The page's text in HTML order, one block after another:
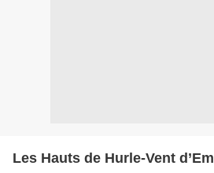
Les Hauts de Hurle-Vent